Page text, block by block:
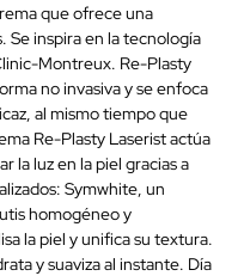
que ofrece una
Se inspira en la tecnología
Montreux. Re-Plasty
no invasiva y se enfoca
al mismo tiempo que
Re-Plasty Laserist actúa
la luz en la piel gracias a
Symwhite, un
homogéneo y
la piel y unifica su textura.
y suaviza al instante. Día